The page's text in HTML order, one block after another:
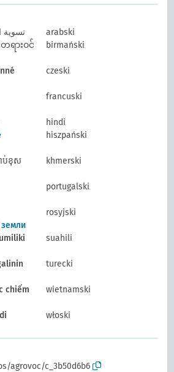
تسوية
arabski
ရားဝင်
birmański
czeski
francuski
hindi
hiszpański
ប់ខុស
khmerski
portugalski
rosyjski
suahili
turecki
chiếm
wietnamski
włoski
agrovoc/c_3b50d6b6